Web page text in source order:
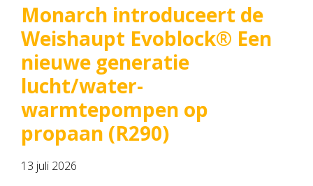
Monarch introduceert de
Weishaupt Evoblock® Een
nieuwe generatie
lucht/water-
warmtepompen op
propaan (R290)
13 juli 2026